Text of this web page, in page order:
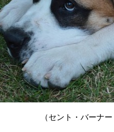
（セント・バーナ